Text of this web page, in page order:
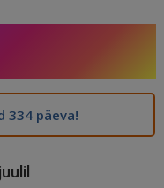
e
ra
m
r
a
d
s
334 päeva!